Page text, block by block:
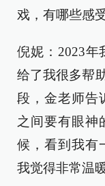
戏，有哪些感
倪妮：2023年
给了我很多帮
段，金老师告
之间要有眼神
候，看到我有
我觉得非常温暖